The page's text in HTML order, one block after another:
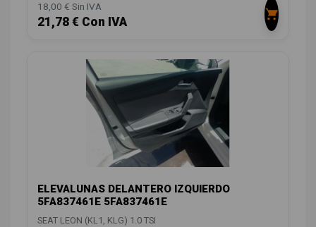
18,00 € Sin IVA
21,78 € Con IVA
ELEVALUNAS DELANTERO IZQUIERDO
5FA837461E 5FA837461E
SEAT LEON (KL1, KLG) 1.0 TSI